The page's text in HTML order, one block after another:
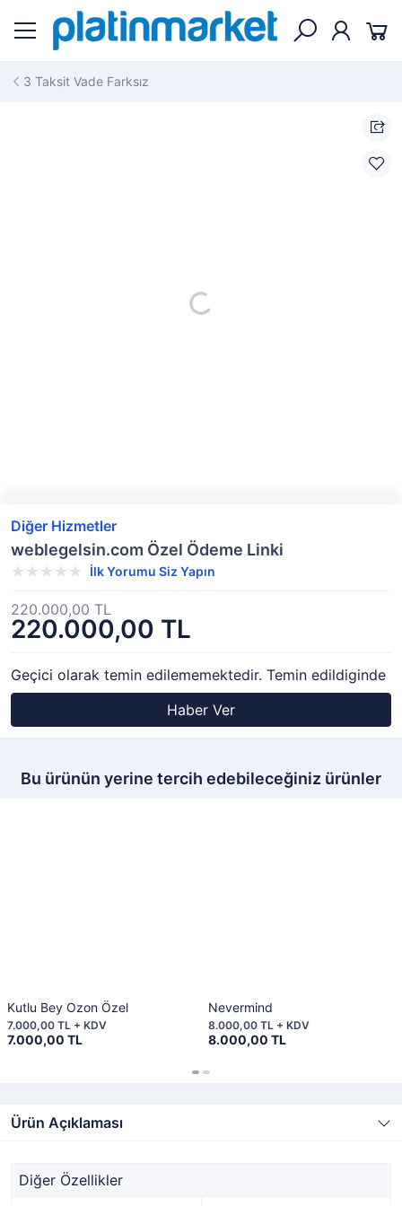
3 Taksit Vade Farksız
Diğer Hizmetler
weblegelsin.com Özel Ödeme Linki
İlk Yorumu Siz Yapın
220.000,00 TL
220.000,00 TL
Geçici olarak temin edilememektedir. Temin edildiginde
Haber Ver
Bu ürünün yerine tercih edebileceğiniz ürünler
Kutlu Bey Ozon Özel
7.000,00 TL
7.000,00 TL + KDV
Nevermind
8.000,00 TL
8.000,00 TL + KDV
Ürün Açıklaması
Diğer Özellikler